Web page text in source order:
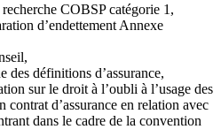
COBSP catégorie 1,
d’endettement Annexe
des définitions d’assurance,
sur le droit à l’oubli à l’usage des
contrat d’assurance en relation avec
dans le cadre de la convention